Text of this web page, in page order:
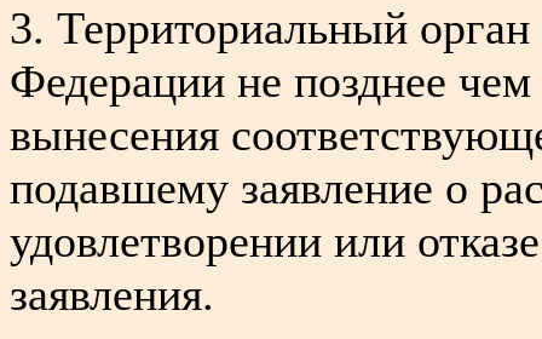
3. Территориальный
Федерации не позднее
вынесения
подавшему заявление о
удовлетворении или
заявления.